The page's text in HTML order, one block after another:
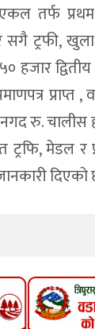
तर्फ
ट्रफी,
हजार
प्राप्त
नगद रु. चालीस
मेडल र
दिएको